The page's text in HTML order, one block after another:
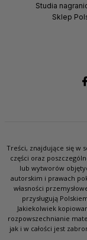
Studia
Sklep
Treści, znajdujące się w
części oraz
lub wytworów
autorskim i prawach
własności
przysługują
Jakiekolwiek
rozpowszechnianie
jak i w całości jest